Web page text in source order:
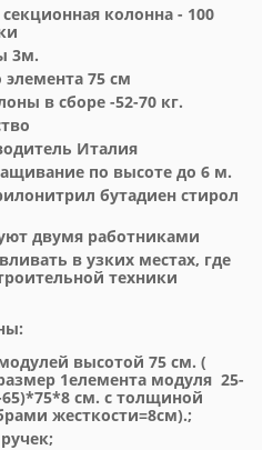
колонна - 100
3м.
75 см
в сборе -52-70 кг.
Италия
по высоте до 6 м.
бутадиен стирол
двумя работниками
в узких местах, где
техники
высотой 75 см. (
1елемента модуля 25-
65)*75*8 см. с толщиной
жесткости=8см).;